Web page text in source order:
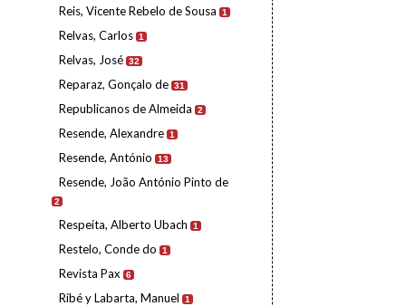
Reis, Vicente Rebelo de Sousa 1
Relvas, Carlos 1
Relvas, José 32
Reparaz, Gonçalo de 31
Republicanos de Almeida 2
Resende, Alexandre 1
Resende, António 13
Resende, João António Pinto de
2
Respeita, Alberto Ubach 1
Restelo, Conde do 1
Revista Pax 6
Ribé y Labarta, Manuel 1